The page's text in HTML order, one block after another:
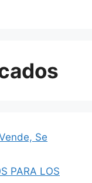
Se
PARA LOS